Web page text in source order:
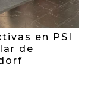
en PSI
de